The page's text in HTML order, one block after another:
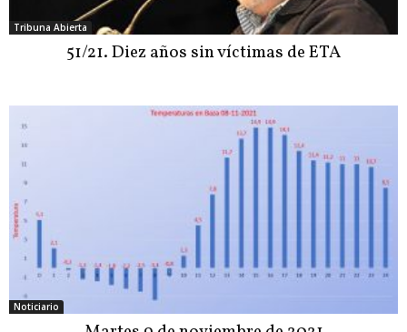
Tribuna Abierta
51/21. Diez años sin víctimas de ETA
Noticiario